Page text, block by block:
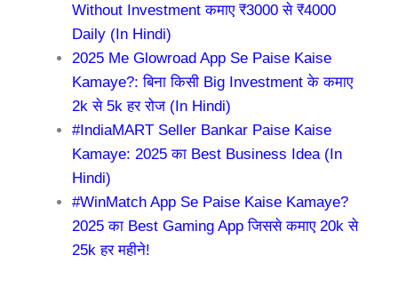
Without Investment कमाए ₹3000 से ₹4000
Daily (In Hindi)
2025 Me Glowroad App Se Paise Kaise
Kamaye?: बिना किसी Big Investment के कमाए
2k से 5k हर रोज (In Hindi)
#IndiaMART Seller Bankar Paise Kaise
Kamaye: 2025 का Best Business Idea (In
Hindi)
#WinMatch App Se Paise Kaise Kamaye?
2025 का Best Gaming App जिससे कमाए 20k से
25k हर महीने!